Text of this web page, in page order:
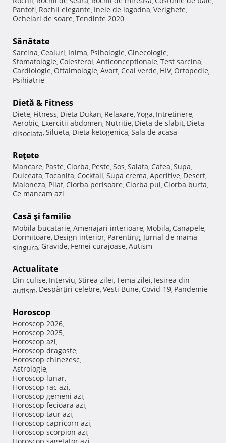
Pantofi, Rochii elegante, Inele de logodna, Verighete,
Ochelari de soare, Tendinte 2020
Sănătate
Sarcina, Ceaiuri, Inima, Psihologie, Ginecologie,
Stomatologie, Colesterol, Anticonceptionale, Test sarcina,
Cardiologie, Oftalmologie, Avort, Ceai verde, HIV, Ortopedie,
Psihiatrie
Dietă & Fitness
Diete, Fitness, Dieta Dukan, Relaxare, Yoga, Intretinere,
Aerobic, Exercitii abdomen, Nutritie, Dieta de slabit, Dieta
disociata, Silueta, Dieta ketogenica, Sala de acasa
Reţete
Mancare, Paste, Ciorba, Peste, Sos, Salata, Cafea, Supa,
Dulceata, Tocanita, Cocktail, Supa crema, Aperitive, Desert,
Maioneza, Pilaf, Ciorba perisoare, Ciorba pui, Ciorba burta,
Ce mancam azi
Casă şi familie
Mobila bucatarie, Amenajari interioare, Mobila, Canapele,
Dormitoare, Design interior, Parenting, Jurnal de mama
singura, Gravide, Femei curajoase, Autism
Actualitate
Din culise, Interviu, Stirea zilei, Tema zilei, Iesirea din
autism, Despărţiri celebre, Vesti Bune, Covid-19, Pandemie
Horoscop
Horoscop 2026,
Horoscop 2025,
Horoscop azi,
Horoscop dragoste,
Horoscop chinezesc,
Astrologie,
Horoscop lunar,
Horoscop rac azi,
Horoscop gemeni azi,
Horoscop fecioara azi,
Horoscop taur azi,
Horoscop capricorn azi,
Horoscop scorpion azi,